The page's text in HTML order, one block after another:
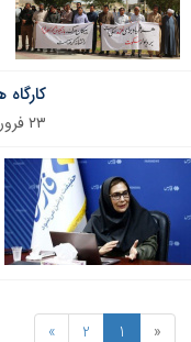
۲۳ فروردین ۱۴۰۴
«
1
2
»